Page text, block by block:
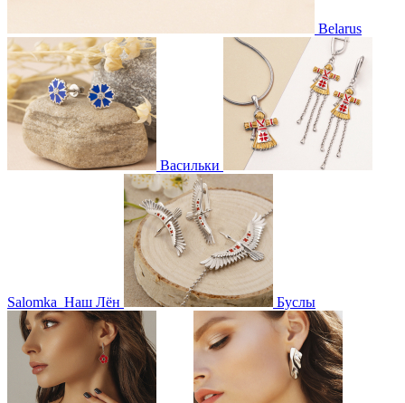
Belarus
Васильки
Salomka Наш Лён Буслы